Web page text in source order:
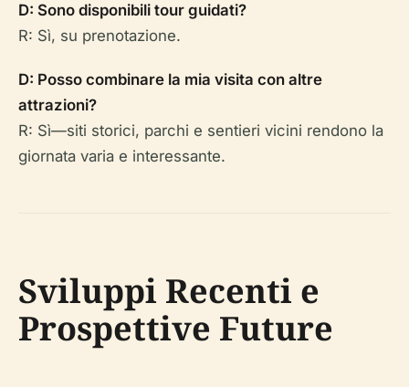
D: Sono disponibili tour guidati?
R: Sì, su prenotazione.
D: Posso combinare la mia visita con altre
attrazioni?
R: Sì—siti storici, parchi e sentieri vicini rendono la
giornata varia e interessante.
Sviluppi Recenti e
Prospettive Future